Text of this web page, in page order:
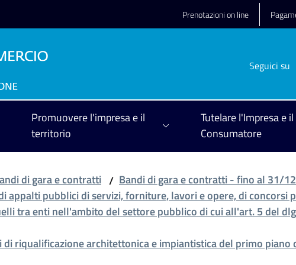
Prenotazioni on line
Seguici su
Promuovere l'impresa e il
territorio
Tutelare l'Impresa e il
Consumatore
di gara e contratti / Bandi di gara e contratti - fino al 31/
appalti pubblici di servizi, forniture, lavori e opere, di concorsi
tra enti nell'ambito del settore pubblico di cui all'art. 5 del
riqualificazione architettonica e impiantistica del primo piano